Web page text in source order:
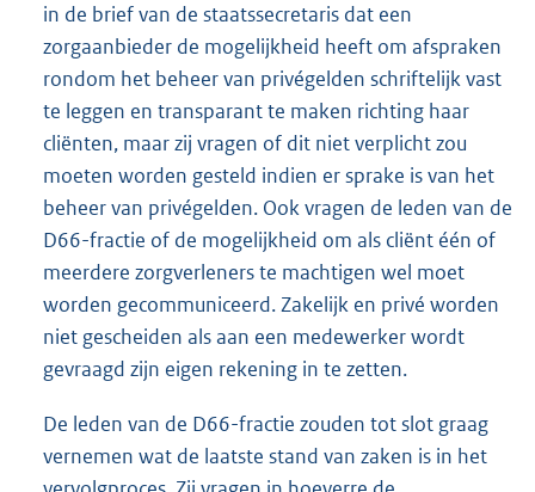
in de brief van de staatssecretaris dat een
zorgaanbieder de mogelijkheid heeft om afspraken
rondom het beheer van privégelden schriftelijk vast
te leggen en transparant te maken richting haar
cliënten, maar zij vragen of dit niet verplicht zou
moeten worden gesteld indien er sprake is van het
beheer van privégelden. Ook vragen de leden van de
D66-fractie of de mogelijkheid om als cliënt één of
meerdere zorgverleners te machtigen wel moet
worden gecommuniceerd. Zakelijk en privé worden
niet gescheiden als aan een medewerker wordt
gevraagd zijn eigen rekening in te zetten.
De leden van de D66-fractie zouden tot slot graag
vernemen wat de laatste stand van zaken is in het